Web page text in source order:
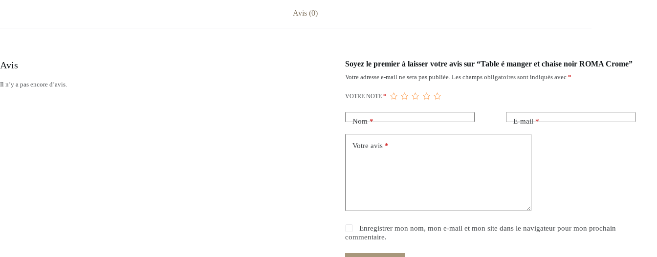
Avis (0)
Avis
Il n’y a pas encore d’avis.
Soyez le premier à laisser votre avis sur “Table é manger et chaise noir ROMA Crome”
Votre adresse e-mail ne sera pas publiée. Les champs obligatoires sont indiqués avec *
VOTRE NOTE *
Nom* E-mail*
Votre avis *
Enregistrer mon nom, mon e-mail et mon site dans le navigateur pour mon prochain
commentaire.